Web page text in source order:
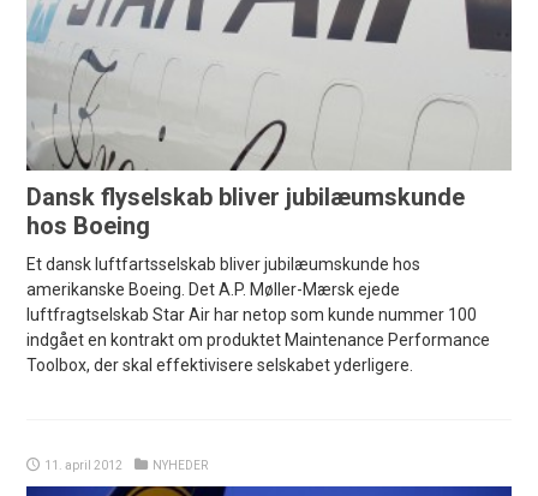
Dansk flyselskab bliver jubilæumskunde
hos Boeing
Et dansk luftfartsselskab bliver jubilæumskunde hos
amerikanske Boeing. Det A.P. Møller-Mærsk ejede
luftfragtselskab Star Air har netop som kunde nummer 100
indgået en kontrakt om produktet Maintenance Performance
Toolbox, der skal effektivisere selskabet yderligere.
11. april 2012 NYHEDER